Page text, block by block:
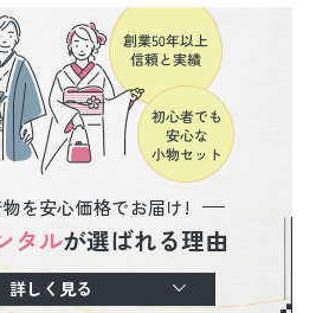
を安心価格でお届け!
タルが選ばれる理由
詳しく見る